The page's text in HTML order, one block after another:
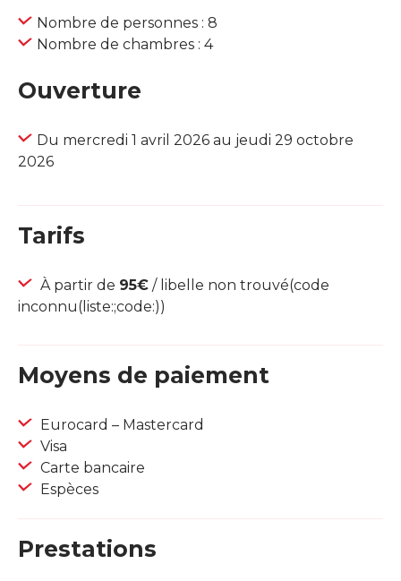
Nombre de personnes : 8
Nombre de chambres : 4
Ouverture
Du mercredi 1 avril 2026 au jeudi 29 octobre
2026
Tarifs
À partir de 95€ / libelle non trouvé(code
inconnu(liste:;code:))
Moyens de paiement
Eurocard – Mastercard
Visa
Carte bancaire
Espèces
Prestations